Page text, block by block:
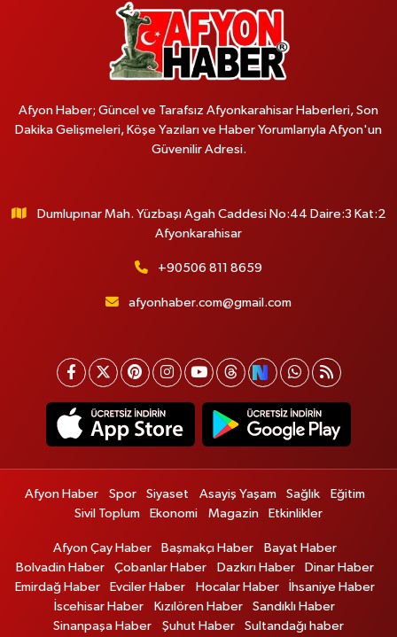
Afyon Haber; Güncel ve Tarafsız Afyonkarahisar Haberleri, Son
Dakika Gelişmeleri, Köşe Yazıları ve Haber Yorumlarıyla Afyon'un
Güvenilir Adresi.
Dumlupınar Mah. Yüzbaşı Agah Caddesi No:44 Daire:3 Kat:2
Afyonkarahisar
+90506 811 8659
afyonhaber.com@gmail.com
Afyon Haber Spor Siyaset Asayiş Yaşam Sağlık
Eğitim
Sivil Toplum
Ekonomi Magazin Etkinlikler
Afyon Çay Haber Başmakçı Haber
Bayat Haber
Bolvadin Haber
Çobanlar Haber Dazkırı Haber
Dinar Haber
Emirdağ Haber
Evciler Haber Hocalar Haber
İhsaniye Haber
İscehisar Haber
Kızılören Haber
Sandıklı Haber
Sinanpaşa Haber
Şuhut Haber Sultandağı haber